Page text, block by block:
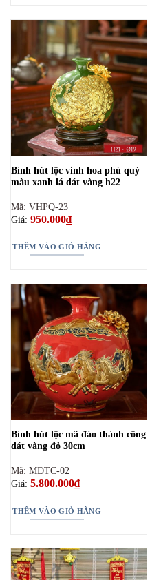
Bình hút lộc vinh hoa phú quý
màu xanh lá dát vàng h22
Mã: VHPQ-23
Giá: 950.000₫
THÊM VÀO GIỎ HÀNG
Bình hút lộc mã đáo thành công
dát vàng đỏ 30cm
Mã: MĐTC-02
Giá: 5.800.000₫
THÊM VÀO GIỎ HÀNG